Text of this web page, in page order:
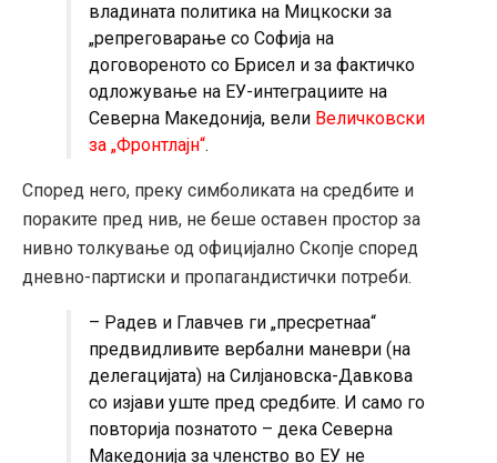
владината политика на Мицкоски за
„репреговарање со Софија на
договореното со Брисел и за фактичко
одложување на ЕУ-интеграциите на
Северна Македонија, вели Величковски
за „Фронтлајн“.
Според него, преку симболиката на средбите и
пораките пред нив, не беше оставен простор за
нивно толкување од официјално Скопје според
дневно-партиски и пропагандистички потреби.
– Радев и Главчев ги „пресретнаа“
предвидливите вербални маневри (на
делегацијата) на Силјановска-Давкова
со изјави уште пред средбите. И само го
повторија познатото – дека Северна
Македонија за членство во ЕУ не